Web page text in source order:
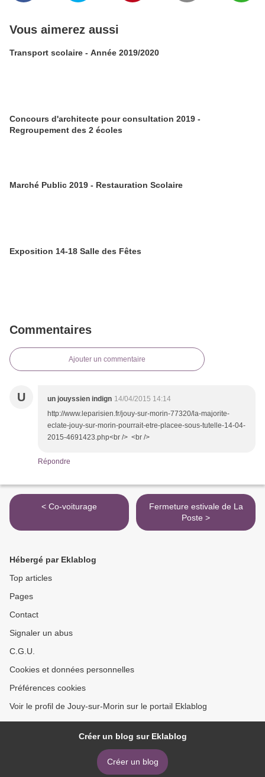
Vous aimerez aussi
Transport scolaire - Année 2019/2020
Concours d'architecte pour consultation 2019 -
Regroupement des 2 écoles
Marché Public 2019 - Restauration Scolaire
Exposition 14-18 Salle des Fêtes
Commentaires
Ajouter un commentaire
U un jouyssien indign 14/04/2015 14:14
http://www.leparisien.fr/jouy-sur-morin-77320/la-majorite-
eclate-jouy-sur-morin-pourrait-etre-placee-sous-tutelle-14-04-
2015-4691423.php<br /> <br />
Répondre
< Co-voiturage
Fermeture estivale de La
Poste >
Hébergé par Eklablog
Top articles
Pages
Contact
Signaler un abus
C.G.U.
Cookies et données personnelles
Préférences cookies
Voir le profil de Jouy-sur-Morin sur le portail Eklablog
Créer un blog sur Eklablog
Créer un blog